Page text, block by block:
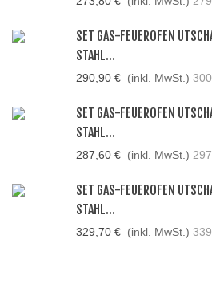
SET GAS-FEUEROFEN
STAHL...
290,90 € (inkl. MwSt.)
SET GAS-FEUEROFEN
STAHL...
287,60 € (inkl. MwSt.)
SET GAS-FEUEROFEN
STAHL...
329,70 € (inkl. MwSt.)